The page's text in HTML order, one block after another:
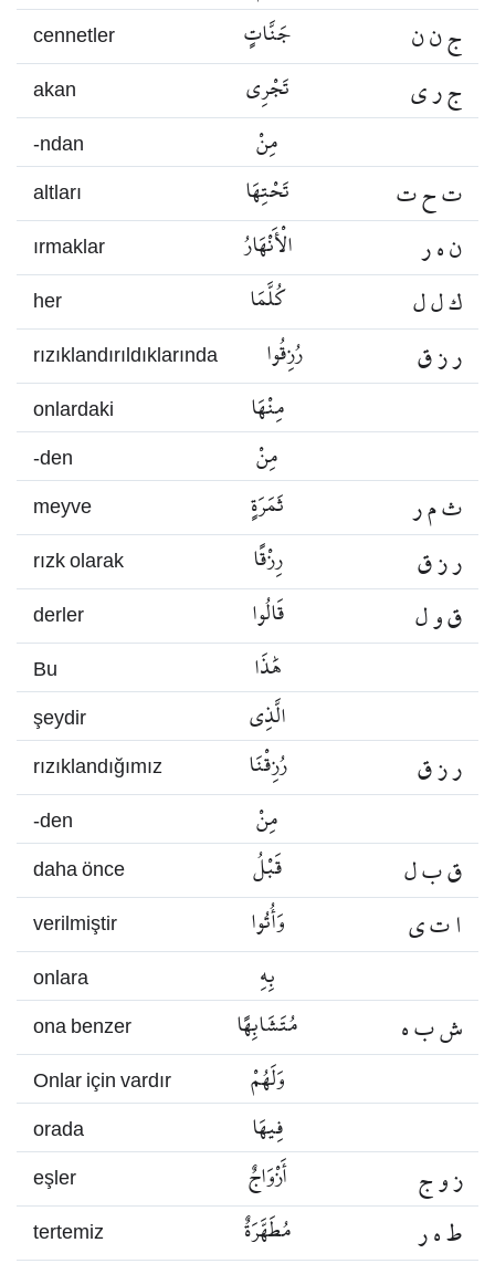
cennetler جَنَّاتٍ ج ن ن
akan تَجْرِي ج ر ي
-ndan مِنْ
altları تَحْتِهَا ت ح ت
ırmaklar الْأَنْهَارُ ن ه ر
her كُلَّمَا ك ل ل
rızıklandırıldıklarında رُزِقُوا ر ز ق
onlardaki مِنْهَا
-den مِنْ
meyve ثَمَرَةٍ ث م ر
rızk olarak رِزْقًا ر ز ق
derler قَالُوا ق و ل
Bu هَٰذَا
şeydir الَّذِي
rızıklandığımız رُزِقْنَا ر ز ق
-den مِنْ
daha önce قَبْلُ ق ب ل
verilmiştir وَأُتُوا ا ت ي
onlara بِهِ
ona benzer مُتَشَابِهًا ش ب ه
Onlar için vardır وَلَهُمْ
orada فِيهَا
eşler أَزْوَاجٌ ز و ج
tertemiz مُطَهَّرَةٌ ط ه ر